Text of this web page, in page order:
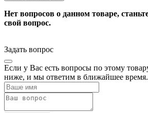
Нет вопросов о данном товаре,
свой вопрос.
Задать вопрос
Если у Вас есть вопросы по этому
ниже, и мы ответим в ближайшее время.